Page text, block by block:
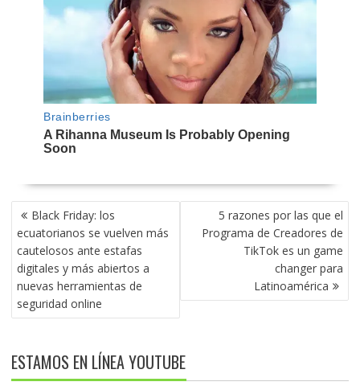
NAVEGACIÓN
DE
ENTRADAS
Black Friday: los
ecuatorianos se vuelven más
cautelosos ante estafas
digitales y más abiertos a
nuevas herramientas de
seguridad online
5 razones por las que el
Programa de Creadores de
TikTok es un game
changer para
Latinoamérica
ESTAMOS EN LÍNEA YOUTUBE